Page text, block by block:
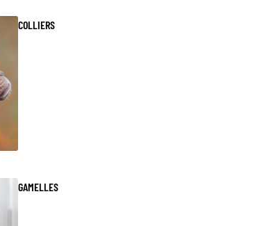
COLLIERS
GAMELLES